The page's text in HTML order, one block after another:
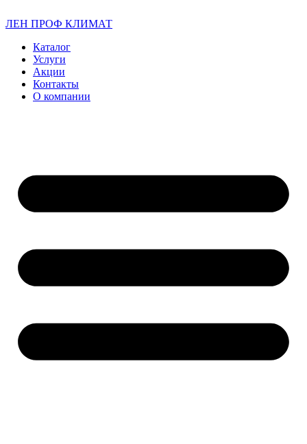
ЛЕН ПРОФ КЛИМАТ
Каталог
Услуги
Акции
Контакты
О компании